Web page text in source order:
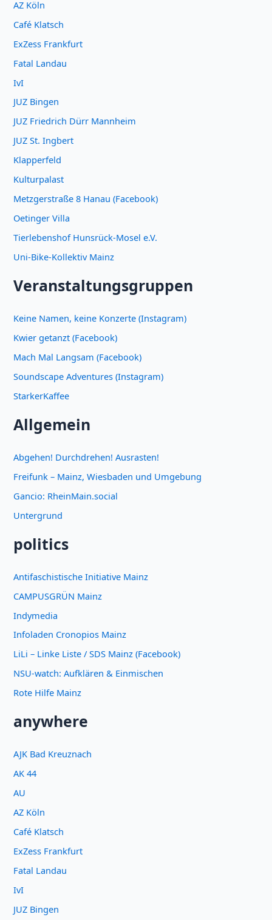
AZ Köln
Café Klatsch
ExZess Frankfurt
Fatal Landau
IvI
JUZ Bingen
JUZ Friedrich Dürr Mannheim
JUZ St. Ingbert
Klapperfeld
Kulturpalast
Metzgerstraße 8 Hanau (Facebook)
Oetinger Villa
Tierlebenshof Hunsrück-Mosel e.V.
Uni-Bike-Kollektiv Mainz
Veranstaltungsgruppen
Keine Namen, keine Konzerte (Instagram)
Kwier getanzt (Facebook)
Mach Mal Langsam (Facebook)
Soundscape Adventures (Instagram)
StarkerKaffee
Allgemein
Abgehen! Durchdrehen! Ausrasten!
Freifunk – Mainz, Wiesbaden und Umgebung
Gancio: RheinMain.social
Untergrund
politics
Antifaschistische Initiative Mainz
CAMPUSGRÜN Mainz
Indymedia
Infoladen Cronopios Mainz
LiLi – Linke Liste / SDS Mainz (Facebook)
NSU-watch: Aufklären & Einmischen
Rote Hilfe Mainz
anywhere
AJK Bad Kreuznach
AK 44
AU
AZ Köln
Café Klatsch
ExZess Frankfurt
Fatal Landau
IvI
JUZ Bingen